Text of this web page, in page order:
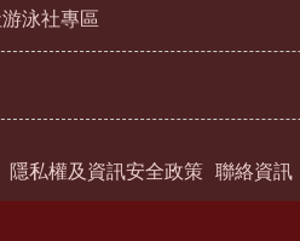
泳社專區
隱私權及資訊安全政策 聯絡資訊